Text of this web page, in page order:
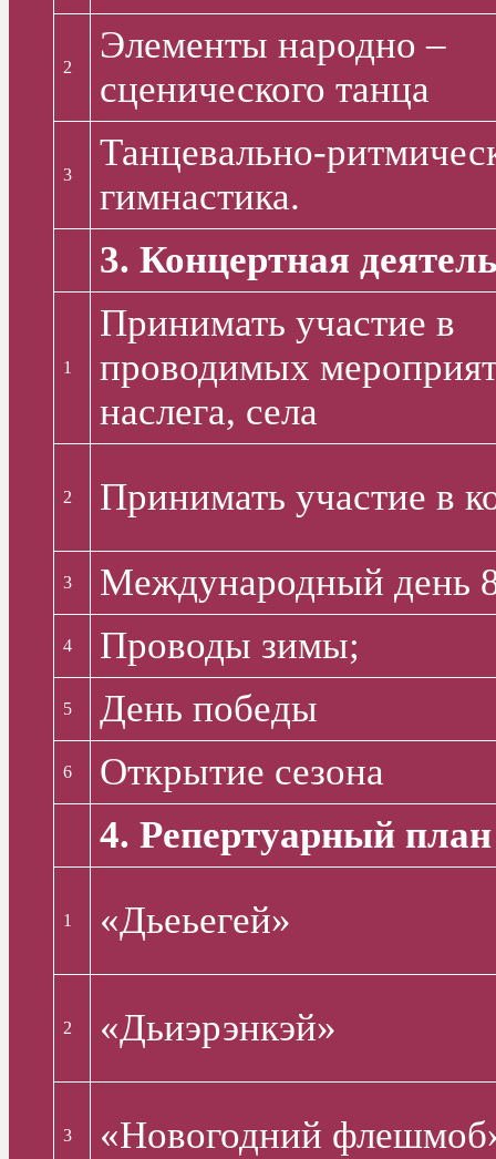
2
Элементы народно –
сценического танца
3
Танцевально-
гимнастика.
3. Концертная
1
Принимать участие в
проводимых
наслега, села
2 Принимать участие в
3 Международный день
4 Проводы зимы;
5 День победы
6
Открытие сезона
4. Репертуарный план
1 «Дьеьегей»
2 «Дьиэрэнкэй»
3 «Новогодний